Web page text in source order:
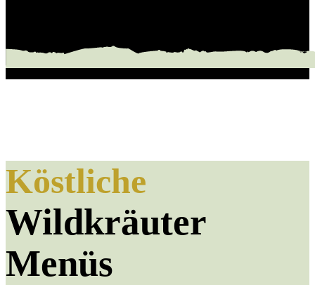
Köstliche
Wildkräuter
Menüs